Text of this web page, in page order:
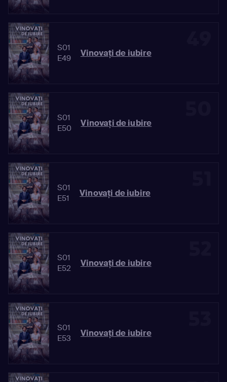
S01
E49
Vinovaţi de iubire
S01
E50
Vinovaţi de iubire
S01
E51
Vinovaţi de iubire
S01
E52
Vinovaţi de iubire
S01
E53
Vinovaţi de iubire